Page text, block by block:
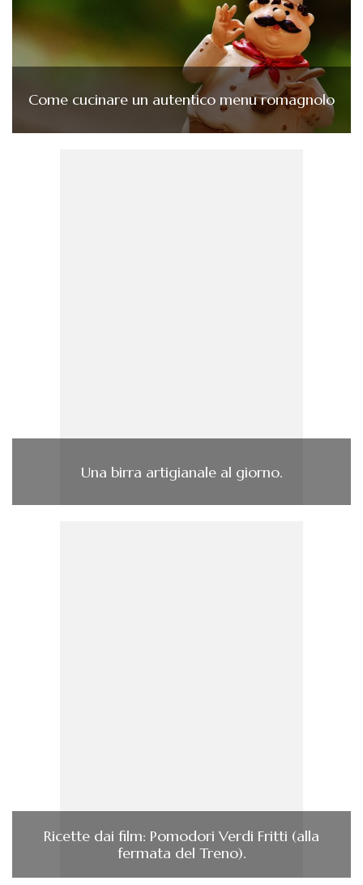
Come cucinare un autentico menu romagnolo
Una birra artigianale al giorno.
Ricette dai film: Pomodori Verdi Fritti (alla
fermata del Treno).